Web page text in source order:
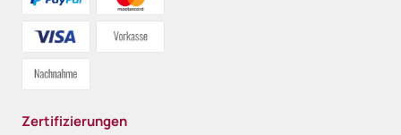
Zertifizierungen